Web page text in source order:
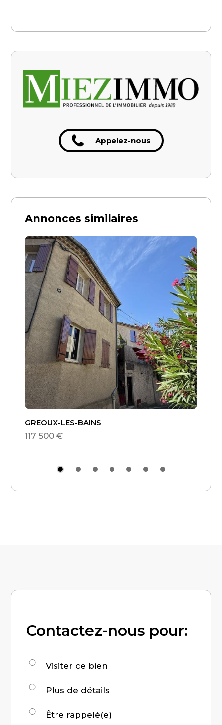
Appelez-nous
Annonces similaires
GREOUX-LES-BAINS
117 500 €
Contactez-nous pour:
Demande
Visiter ce bien
Plus de détails
Être rappelé(e)